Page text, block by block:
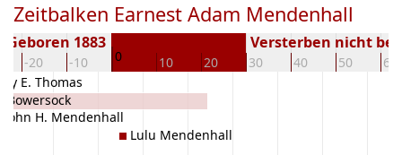
Zeitbalken Earnest Adam Mendenhall
-20 -10 0 10 20 30 40 50 60
Geboren 1883 Versterben nicht
Bowersock
E. Thomas
John H. Mendenhall
Lulu Mendenhall